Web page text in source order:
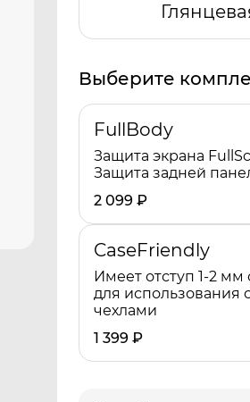
Выберите
FullBody
Защита экрана
Защита задней
2 099 ₽
CaseFriendly
Имеет отступ 1-2 мм
для использования
чехлами
1 399 ₽